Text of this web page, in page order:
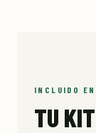
INCLUIDO
TU